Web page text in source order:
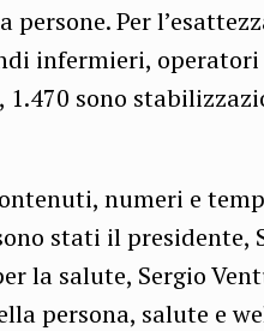
Per
infermieri,
sono
numeri e
stati il presidente,
la salute, Sergio
persona, salute e